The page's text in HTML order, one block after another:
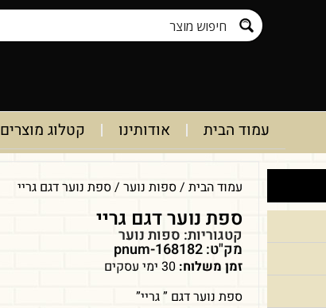
עמוד הבית אודותינו קטלוג מוצרים
עמוד הבית/ספות נוער/ ספת נוער דגם גריי
ספת נוער דגם גריי
קטגוריות: ספות נוער
מק"ט: pnum-168182
זמן משלוח:
ספת נוער דגם ” גריי”